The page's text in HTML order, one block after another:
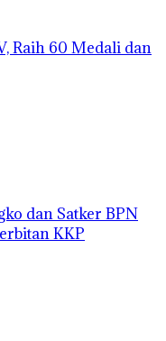
Raih 60 Medali dan
dan Satker BPN
KKP